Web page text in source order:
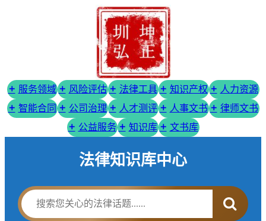
服务领域 风险评估 法律工具 知识产权
人力资源
智能合同
公司治理 人才测评 人事文书
律师文书
公益服务
知识库 文书库
法律知识库中心